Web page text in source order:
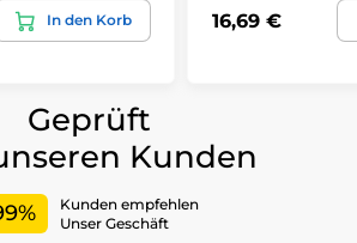
In den Korb 16,69 €
Geprüft
Kunden
Kunden empfehlen
Unser Geschäft